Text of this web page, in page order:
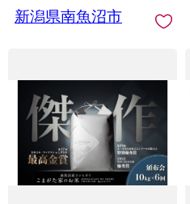
新潟県南魚沼市